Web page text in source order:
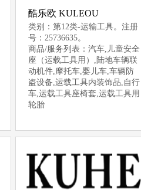
酷乐欧 KULEOU
类别：第12类-运输工具。注册
号：25736635。
商品/服务列表：汽车,儿童安全
座（运载工具用）,陆地车辆联
动机件,摩托车,婴儿车,车辆防
盗设备,运载工具内装饰品,自行
车,运载工具座椅套,运载工具用
轮胎